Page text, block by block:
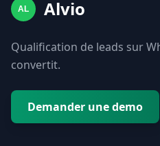
AL Alvio
Qualification de leads sur
convertit.
Demander une demo